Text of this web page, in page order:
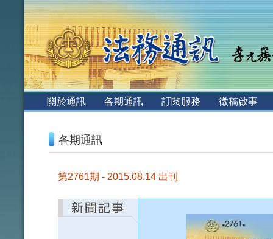
關於通訊 各期通訊 訂閱服務
徵稿啟事
各期通訊
第2761期 - 2015.08.14 出刊